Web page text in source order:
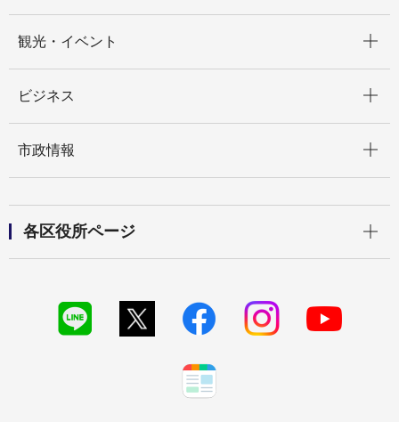
観光・イベント
ビジネス
市政情報
各区役所ページ